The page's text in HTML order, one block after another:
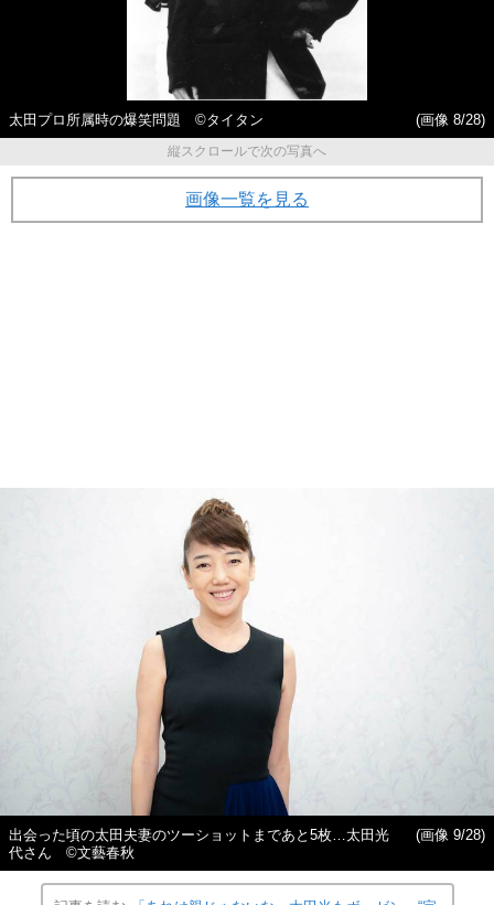
太田プロ所属時の爆笑問題 ©タイタン
(画像 8/28)
縦スクロールで次の写真へ
画像一覧を見る
出会った頃の太田夫妻のツーショットまであと5枚…太田光
代さん ©文藝春秋
(画像 9/28)